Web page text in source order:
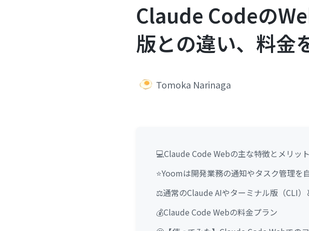
Claude Codeの
版との違い、料金
Tomoka Narinaga
💻Claude Code Webの主な特徴とメリット
⭐Yoomは開発業務の通知やタスク管理を
⚖️通常のClaude AIやターミナル版（CLI）
💰Claude Code Webの料金プラン